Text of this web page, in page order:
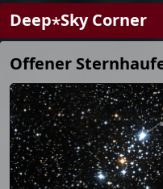
Deep⋆Sky Corner
Offener